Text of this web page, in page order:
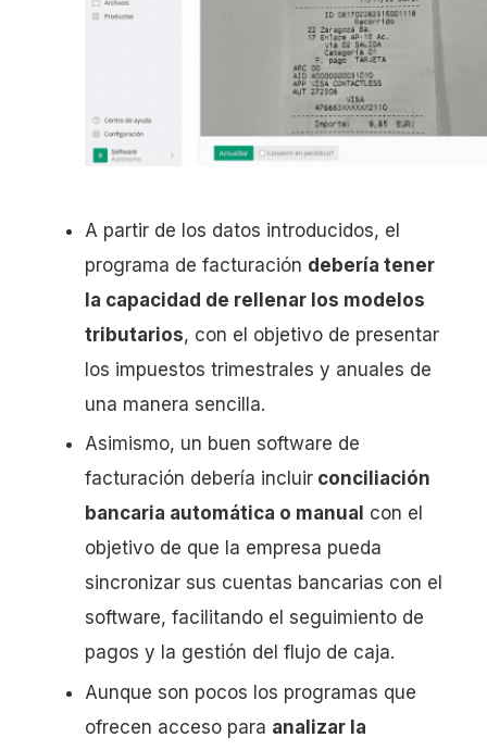
A partir de los datos introducidos, el
programa de facturación debería tener
la capacidad de rellenar los modelos
tributarios, con el objetivo de presentar
los impuestos trimestrales y anuales de
una manera sencilla.
Asimismo, un buen software de
facturación debería incluir conciliación
bancaria automática o manual con el
objetivo de que la empresa pueda
sincronizar sus cuentas bancarias con el
software, facilitando el seguimiento de
pagos y la gestión del flujo de caja.
Aunque son pocos los programas que
ofrecen acceso para analizar la